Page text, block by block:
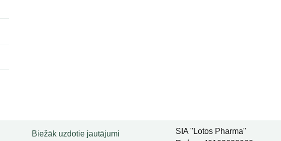
Biežāk uzdotie jautājumi
SIA "Lotos Pharma"